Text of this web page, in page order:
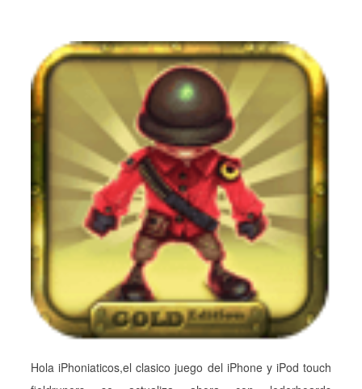
Hola iPhoniaticos,el clasico juego del iPhone y iPod touch